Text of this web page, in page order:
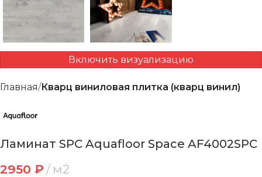
Включить визуализацию
Главная Кварц виниловая плитка (кварц винил)
Ламинат SPC Aquafloor Space AF4002SPC
2950 ₽ м2